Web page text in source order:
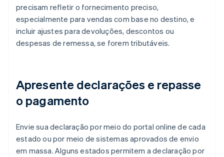
precisam refletir o fornecimento preciso,
especialmente para vendas com base no destino, e
incluir ajustes para devoluções, descontos ou
despesas de remessa, se forem tributáveis.
Apresente declarações e repasse
o pagamento
Envie sua declaração por meio do portal online de cada
estado ou por meio de sistemas aprovados de envio
em massa. Alguns estados permitem a declaração por